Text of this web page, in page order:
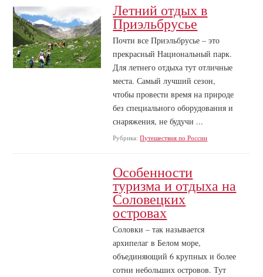
Летний отдых в
Приэльбрусье
Почти все Приэльбрусье – это
прекрасный Национальный парк.
Для летнего отдыха тут отличные
места. Самый лучший сезон,
чтобы провести время на природе
без специального оборудования и
снаряжения, не будучи ...
Рубрика:Путешествия по России
Особенности
туризма и отдыха на
Соловецких
островах
Соловки – так называется
архипелаг в Белом море,
объединяющий 6 крупных и более
сотни небольших островов. Тут